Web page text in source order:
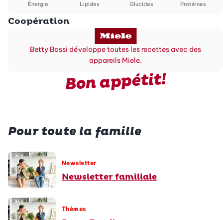
Énergie Lipides Glucides Protéines
Coopération
Betty Bossi développe toutes les recettes avec des
appareils Miele.
Bon appétit!
Pour toute la famille
Newsletter
Newsletter familiale
Thèmes